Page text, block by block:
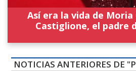
Así era la vida de Moria
Castiglione, el padre
NOTICIAS ANTERIORES DE